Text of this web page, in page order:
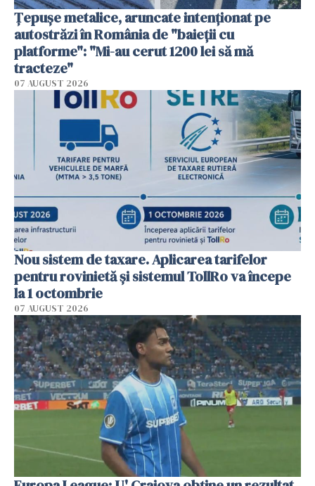
Țepușe metalice, aruncate intenționat pe
autostrăzi în România de "baieții cu
platforme": "Mi-au cerut 1200 lei să mă
tracteze"
07 AUGUST 2026
Nou sistem de taxare. Aplicarea tarifelor
pentru rovinietă şi sistemul TollRo va începe
la 1 octombrie
07 AUGUST 2026